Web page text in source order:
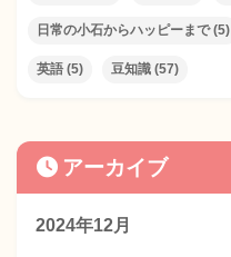
日常の小石からハッピーまで(5)
英語 (5) 豆知識 (57)
アーカイブ
2024年12月